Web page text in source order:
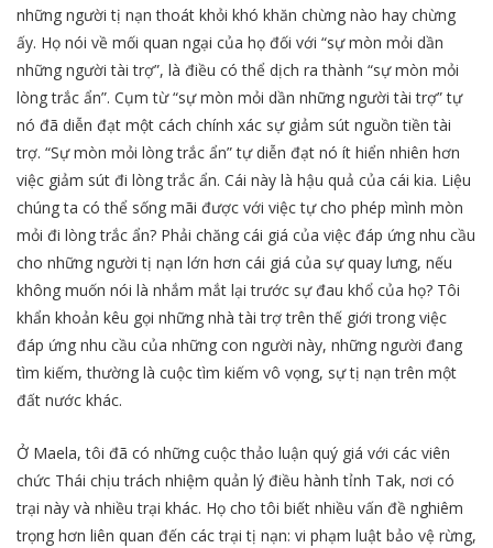
những người tị nạn thoát khỏi khó khăn chừng nào hay chừng
ấy. Họ nói về mối quan ngại của họ đối với “sự mòn mỏi dần
những người tài trợ”, là điều có thể dịch ra thành “sự mòn mỏi
lòng trắc ẩn”. Cụm từ “sự mòn mỏi dần những người tài trợ” tự
nó đã diễn đạt một cách chính xác sự giảm sút nguồn tiền tài
trợ. “Sự mòn mỏi lòng trắc ẩn” tự diễn đạt nó ít hiển nhiên hơn
việc giảm sút đi lòng trắc ẩn. Cái này là hậu quả của cái kia. Liệu
chúng ta có thể sống mãi được với việc tự cho phép mình mòn
mỏi đi lòng trắc ẩn? Phải chăng cái giá của việc đáp ứng nhu cầu
cho những người tị nạn lớn hơn cái giá của sự quay lưng, nếu
không muốn nói là nhắm mắt lại trước sự đau khổ của họ? Tôi
khẩn khoản kêu gọi những nhà tài trợ trên thế giới trong việc
đáp ứng nhu cầu của những con người này, những người đang
tìm kiếm, thường là cuộc tìm kiếm vô vọng, sự tị nạn trên một
đất nước khác.
Ở Maela, tôi đã có những cuộc thảo luận quý giá với các viên
chức Thái chịu trách nhiệm quản lý điều hành tỉnh Tak, nơi có
trại này và nhiều trại khác. Họ cho tôi biết nhiều vấn đề nghiêm
trọng hơn liên quan đến các trại tị nạn: vi phạm luật bảo vệ rừng,